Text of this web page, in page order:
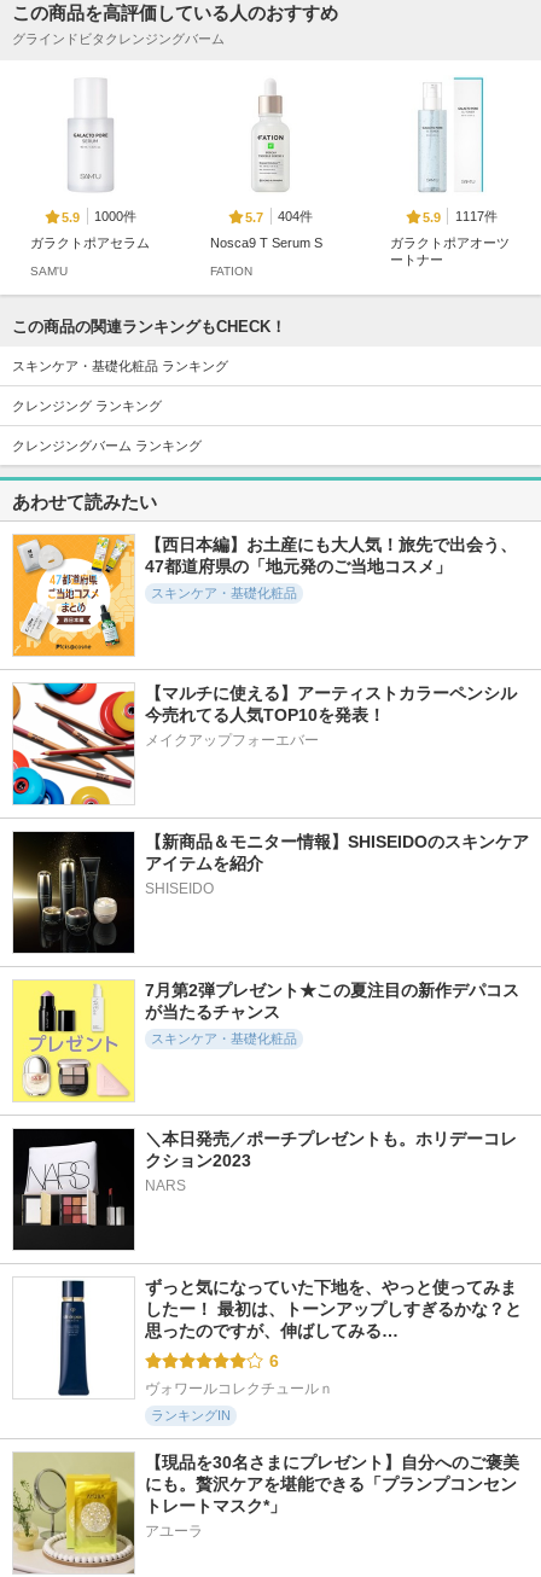
この商品を高評価している人のおすすめ
グラインドビタクレンジングバーム
5.9
1000件
ガラクトポアセラム
SAM'U
5.7
404件
Nosca9 T Serum S
FATION
5.9
1117件
ガラクトポアオーツ
ートナー
6.0
242件
ノスカナイン T セ
ラムマスク S
FATION
グルタチオン セブ
ン ダークスポット
ジェニフィック ア
ルティメ セラム
レッドブレミッシュ
クリアスージングク
リーム
Dr.G(ドクタージー)
プロバイオダーム(T
M) 3Dリフティン
グクリーム
アイラッシュティン
5.7
1339件
リジュラン デュア
ル
リジュラン(REJURAN
COSMETICS)
EIOM コスノリ
5.1
PDRNピンクセラム
MEDICUBE(メディキ
この商品の関連ランキングもCHECK！
スキンケア・基礎化粧品 ランキング
クレンジング ランキング
クレンジングバーム ランキング
あわせて読みたい
【西日本編】お土産にも大人気！旅先で出会う、
47都道府県の「地元発のご当地コスメ」
スキンケア・基礎化粧品
【マルチに使える】アーティストカラーペンシル
今売れてる人気TOP10を発表！
メイクアップフォーエバー
【新商品＆モニター情報】SHISEIDOのスキンケア
アイテムを紹介
SHISEIDO
7月第2弾プレゼント★この夏注目の新作デパコス
が当たるチャンス
スキンケア・基礎化粧品
＼本日発売／ポーチプレゼントも。ホリデーコレ
クション2023
NARS
ずっと気になっていた下地を、やっと使ってみま
したー！ 最初は、トーンアップしすぎるかな？と
思ったのですが、伸ばしてみる…
6
ヴォワールコレクチュールｎ
ランキングIN
【現品を30名さまにプレゼント】自分へのご褒美
にも。贅沢ケアを堪能できる「プランプコンセン
トレートマスク*」
アユーラ